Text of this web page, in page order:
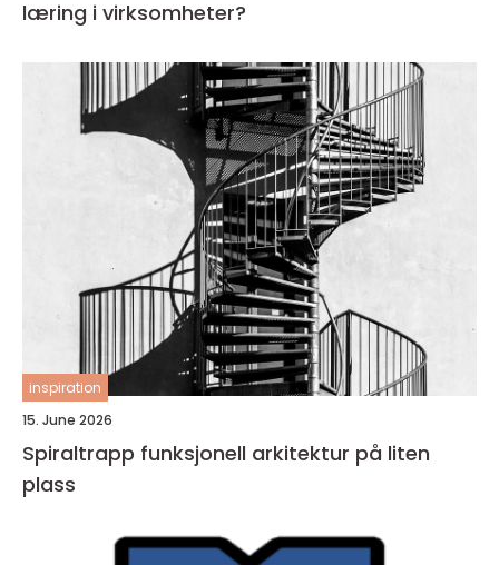
læring i virksomheter?
inspiration
15. June 2026
Spiraltrapp funksjonell arkitektur på liten
plass